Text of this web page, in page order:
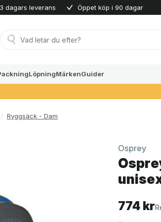
dagars leverans Öppet köp i 90 dagar
Produktsökning
LöpningMärkenGuider
/ Ryggsäck - Dam
Osprey
774 kr